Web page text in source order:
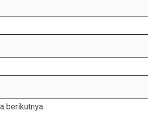
berikutnya.